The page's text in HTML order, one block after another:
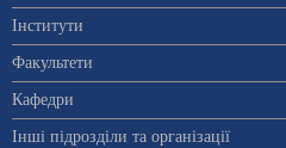
Інститути
Факультети
Кафедри
Інші підрозділи та організації